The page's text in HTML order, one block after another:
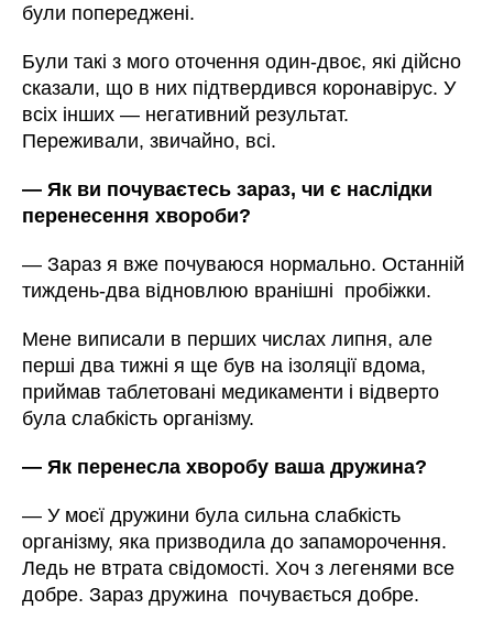
були попереджені.
Були такі з мого оточення один-двоє, які дійсно
сказали, що в них підтвердився коронавірус. У
всіх інших — негативний результат.
Переживали, звичайно, всі.
— Як ви почуваєтесь зараз, чи є наслідки
перенесення хвороби?
— Зараз я вже почуваюся нормально. Останній
тиждень-два відновлюю вранішні пробіжки.
Мене виписали в перших числах липня, але
перші два тижні я ще був на ізоляції вдома,
приймав таблетовані медикаменти і відверто
була слабкість організму.
— Як перенесла хворобу ваша дружина?
— У моєї дружини була сильна слабкість
організму, яка призводила до запаморочення.
Ледь не втрата свідомості. Хоч з легенями все
добре. Зараз дружина почувається добре.